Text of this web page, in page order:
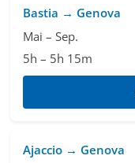
Bastia → Genova
Mai – Sep.
5h – 5h 15m
Ajaccio → Genova